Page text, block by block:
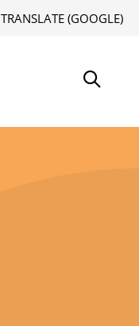
TRANSLATE (GOOGLE)
Søg